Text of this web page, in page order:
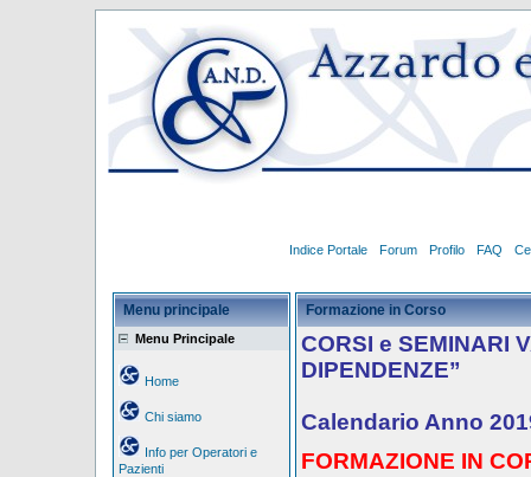
Indice Portale Forum Profilo FAQ
Menu principale
Menu Principale
Home
Chi siamo
Info per Operatori e
Pazienti
Formazione in Corso
CORSI e SEMINARI
DIPENDENZE”
Calendario Anno
FORMAZIONE IN